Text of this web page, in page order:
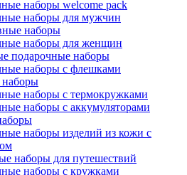
наборы welcome pack
наборы для мужчин
наборы
наборы для женщин
подарочные наборы
наборы с флешками
наборы с термокружками
наборы с аккумуляторами
наборы изделий из кожи с
наборы для путешествий
наборы с кружками